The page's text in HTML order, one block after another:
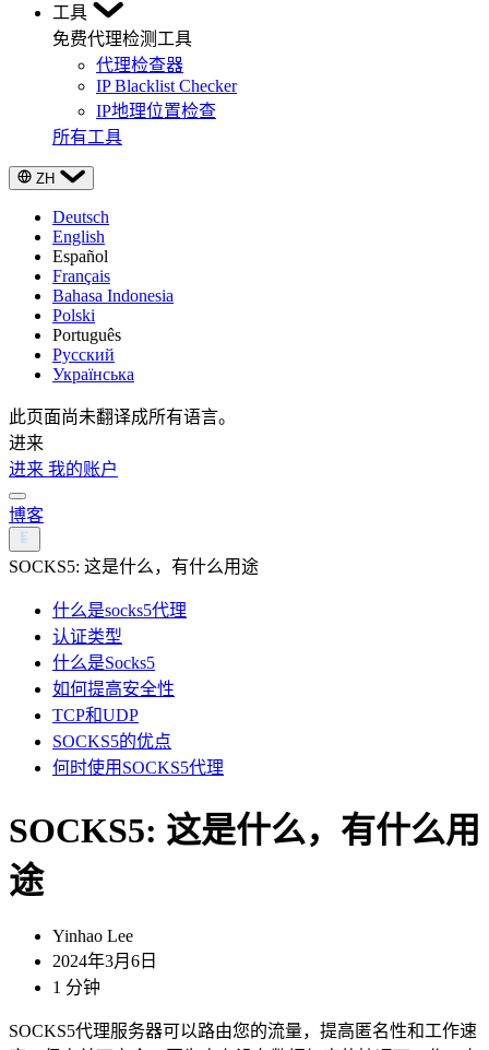
工具
免费代理检测工具
代理检查器
IP Blacklist Checker
IP地理位置检查
所有工具
ZH
Deutsch
English
Español
Français
Bahasa Indonesia
Polski
Português
Русский
Українська
此页面尚未翻译成所有语言。
进来
进来 我的账户
博客
SOCKS5: 这是什么，有什么用途
什么是socks5代理
认证类型
什么是Socks5
如何提高安全性
TCP和UDP
SOCKS5的优点
何时使用SOCKS5代理
SOCKS5: 这是什么，有什么用
途
Yinhao Lee
2024年3月6日
1 分钟
SOCKS5代理服务器可以路由您的流量，提高匿名性和工作速